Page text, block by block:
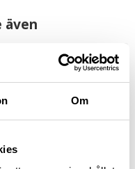
Om
även